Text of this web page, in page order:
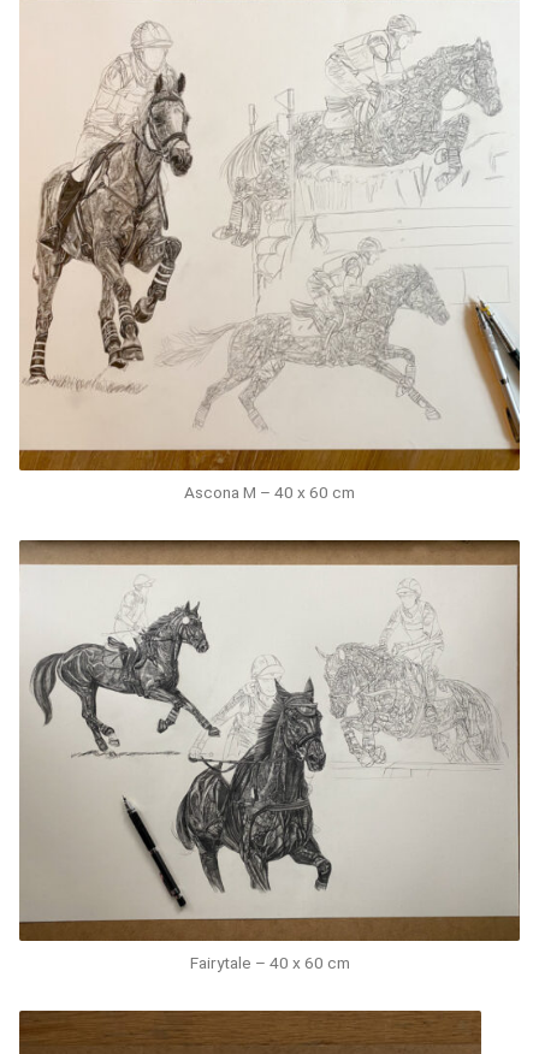
Ascona M – 40 x 60 cm
Fairytale – 40 x 60 cm